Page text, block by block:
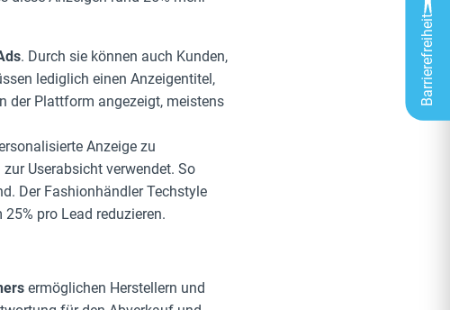
. Durch sie können auch Kunden,
lediglich einen Anzeigentitel,
der Plattform angezeigt, meistens
Anzeige zu
Userabsicht verwendet. So
Der Fashionhändler Techstyle
pro Lead reduzieren.
ermöglichen Herstellern und
Barrierefreiheit